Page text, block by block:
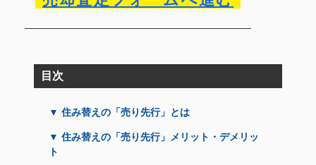
目次
▼ 住み替えの「売り先行」とは
▼ 住み替えの「売り先行」メリット・デメリッ
ト